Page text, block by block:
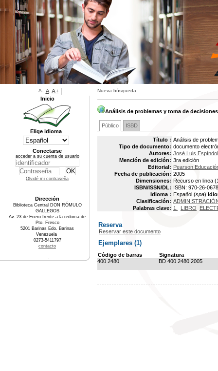
Nueva búsqueda
Análisis de problemas y toma de decisiones
Público ISBD
Título : Análisis de
Tipo de documento: documento
Autores: José Luis
Mención de edición: 3ra edición
Editorial: Pearson
Fecha de publicación: 2005
Dimensiones: Recurso en linea
ISBN/ISSN/DL: ISBN: 970-26-
Idioma : Español (spa)
Clasificación:
Palabras clave: 1. LIBRO
Reserva
Reservar este documento
Ejemplares (1)
Código de barras
Signatura
400 2480
BD 400 2480 2005
A- A A+
Inicio
Elige idioma
Conectarse
acceder a su cuenta de usuario
Olvidé mi contraseña
Dirección
Biblioteca Central DON RÓMULO
GALLEGOS
Av. 23 de Enero frente a la redoma de
Pto. Fresco
5201 Barinas Edo. Barinas
Venezuela
0273-5411797
contacto